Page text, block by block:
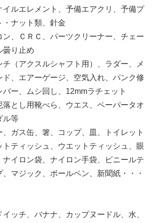
イルエレメント、予備エアクリ、予備プ
・ナット類、針金
ン、ＣＲＣ、パーツクリーナー、チェー
曇り止め
チ（アクスルシャフト用）、ラダー、メ
ド、エアーゲージ、空気入れ、パンク修
ー、ムシ回し、12mmラチェット
落とし用靴べら、ウエス、ペーパータオ
ル等
、ガス缶、箸、コップ、皿、トイレット
トティッシュ、ウエットティッシュ、眼
ナイロン袋、ナイロン手袋、ビニールテ
マジック、ボールペン、新聞紙・・・
ッチ、バナナ、カップヌードル、水、